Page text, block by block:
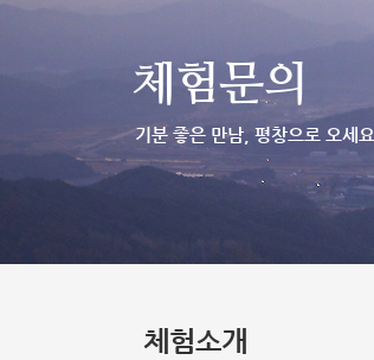
체험문의
기분 좋은 만남, 평창으로 오세요.
체험소개